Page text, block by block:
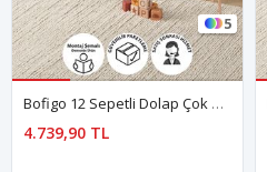
5
Bofigo 12 Sepetli Dolap Çok Amaçlı Dolap Oyuncak Dolabı Lara Kırmızı
4.739,90 TL